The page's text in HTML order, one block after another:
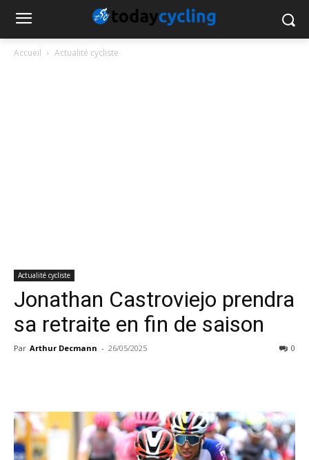
Accueil Actualité cycliste
Actualité cycliste
Jonathan Castroviejo prendra
sa retraite en fin de saison
Par Arthur Decmann - 26/05/2025 0